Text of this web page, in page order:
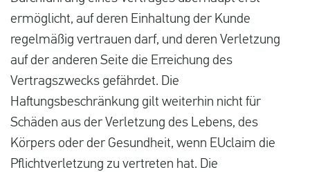
ermöglicht, auf deren Einhaltung der Kunde
regelmäßig vertrauen darf, und deren Verletzung
auf der anderen Seite die Erreichung des
Vertragszwecks gefährdet. Die
Haftungsbeschränkung gilt weiterhin nicht für
Schäden aus der Verletzung des Lebens, des
Körpers oder der Gesundheit, wenn EUclaim die
Pflichtverletzung zu vertreten hat. Die